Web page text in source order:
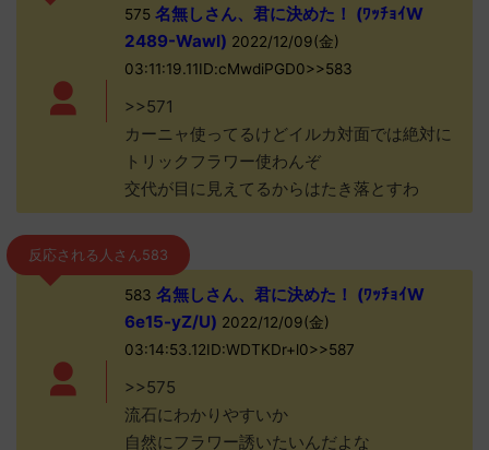
575名無しさん、君に決めた！ (ﾜｯﾁｮｲW
2489-WawI) 2022/12/09(金)
03:11:19.11ID:cMwdiPGD0>>583
>>571
カーニャ使ってるけどイルカ対面では絶対に
トリックフラワー使わんぞ
交代が目に見えてるからはたき落とすわ
反応される人さん583
583 名無しさん、君に決めた！ (ﾜｯﾁｮｲW
6e15-yZ/U) 2022/12/09(金)
03:14:53.12ID:WDTKDr+l0>>587
>>575
流石にわかりやすいか
自然にフラワー誘いたいんだよな